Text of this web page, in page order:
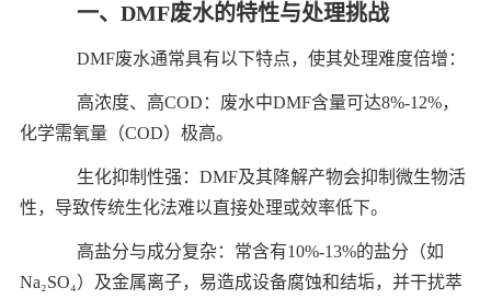
一、DMF废水的特性与处理挑战
DMF废水通常具有以下特点，使其处理难度倍增：
高浓度、高COD：废水中DMF含量可达8%-12%，
化学需氧量（COD）极高。
生化抑制性强：DMF及其降解产物会抑制微生物活
性，导致传统生化法难以直接处理或效率低下。
高盐分与成分复杂：常含有10%-13%的盐分（如
Na₂SO₄）及金属离子，易造成设备腐蚀和结垢，并干扰萃